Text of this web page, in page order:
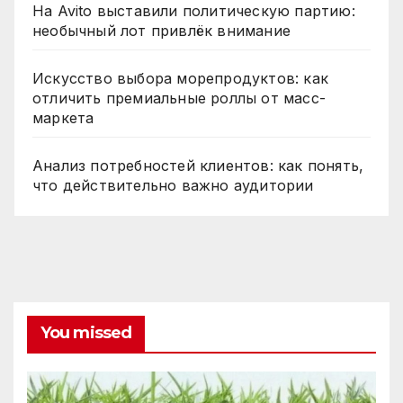
На Avito выставили политическую партию:
необычный лот привлёк внимание
Искусство выбора морепродуктов: как
отличить премиальные роллы от масс-
маркета
Анализ потребностей клиентов: как понять,
что действительно важно аудитории
You missed